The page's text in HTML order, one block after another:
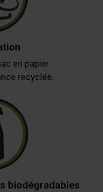
en papier.
recyclée.
biodégradables